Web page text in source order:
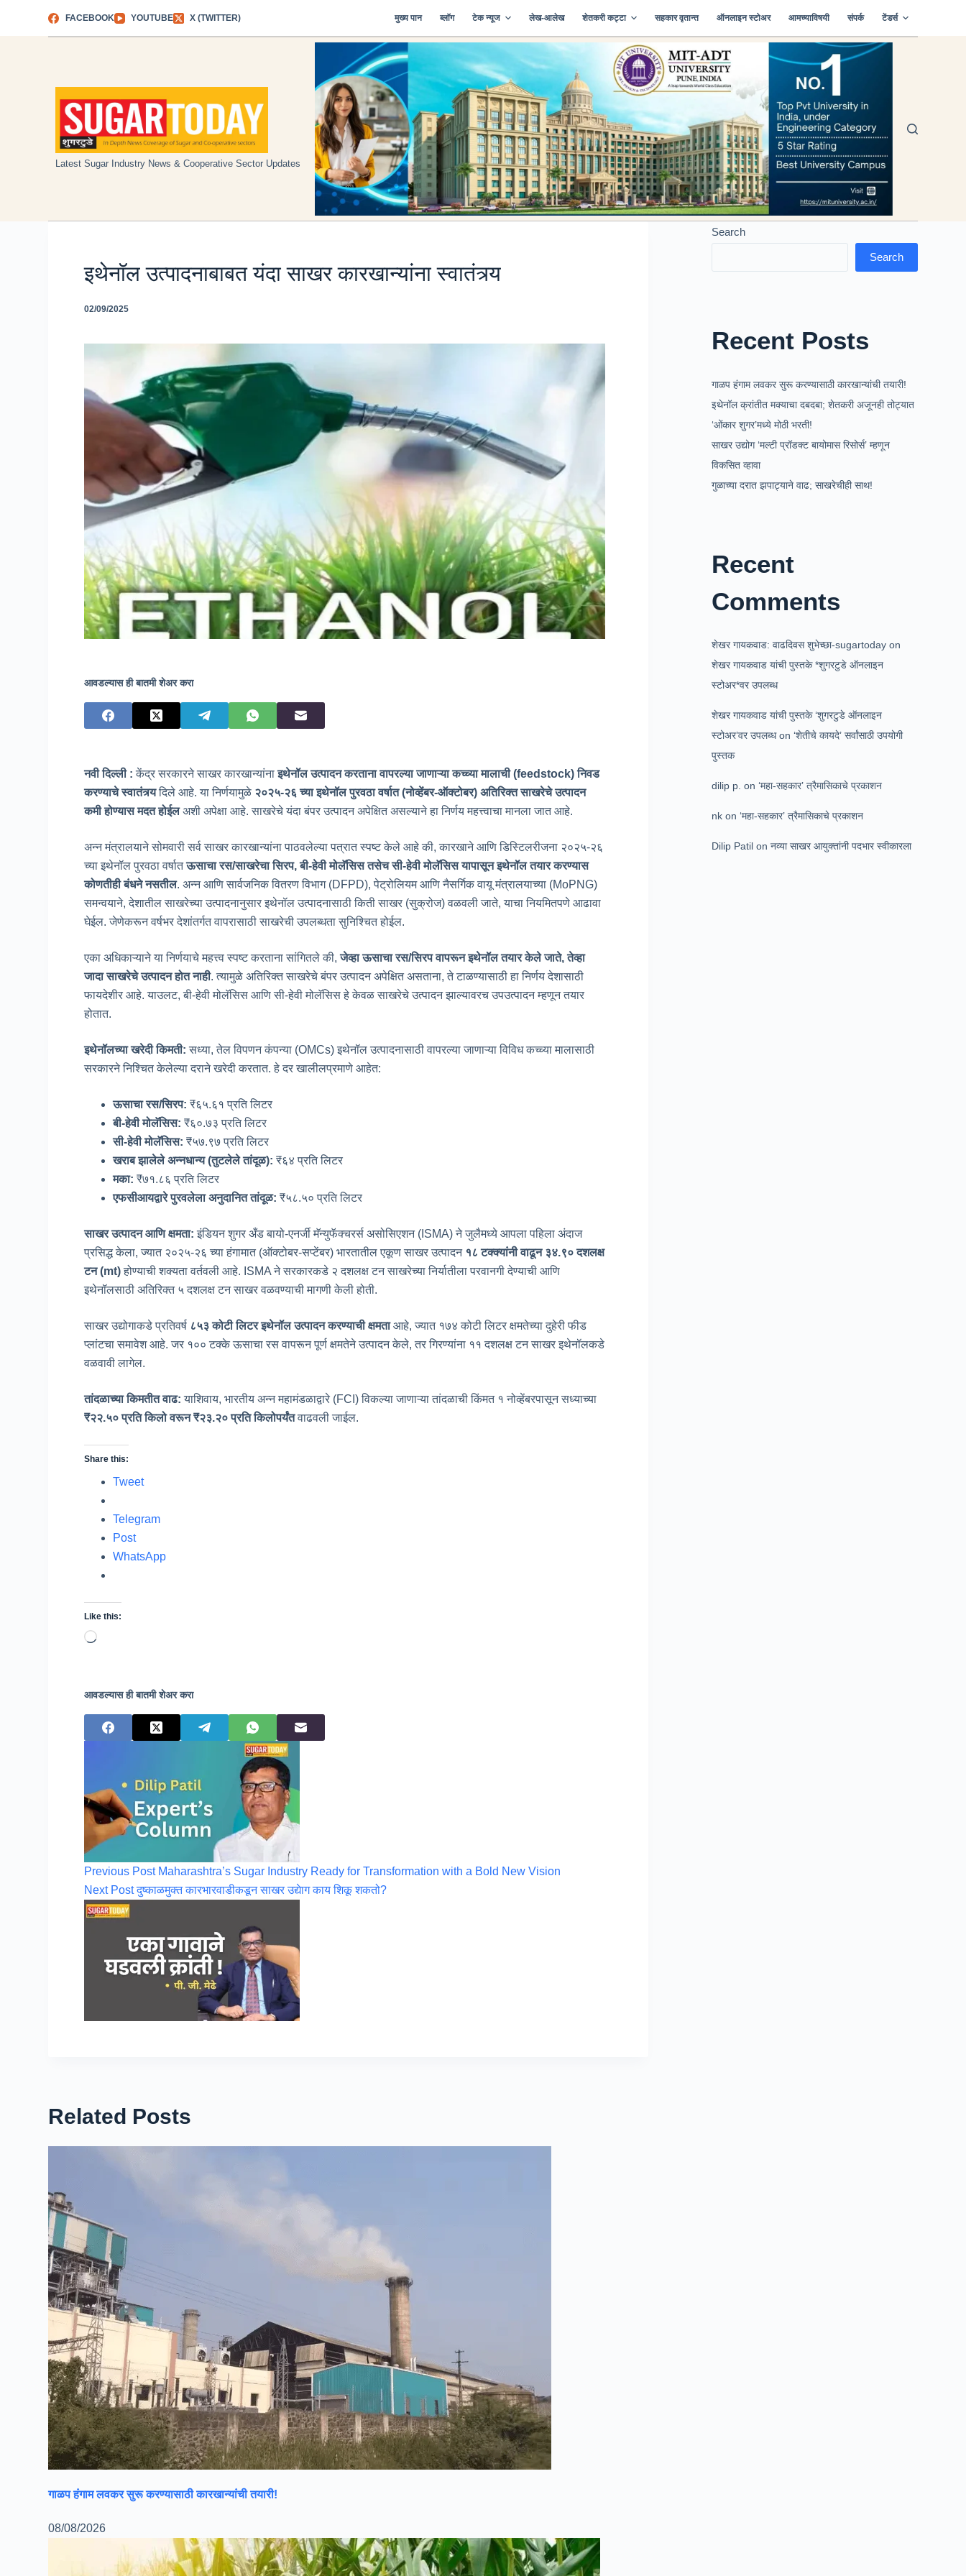
FACEBOOK YOUTUBE X (TWITTER) मुख्य पान ब्लॉग टेक न्यूज लेख-आलेख शेतकरी कट्टा सहकार वृतान्त ऑनलाइन स्टोअर आमच्याविषयी संपर्क टेंडर्स
Latest Sugar Industry News & Cooperative Sector Updates
इथेनॉल उत्पादनाबाबत यंदा साखर कारखान्यांना स्वातंत्र्य
02/09/2025
आवडल्यास ही बातमी शेअर करा
नवी दिल्ली : केंद्र सरकारने साखर कारखान्यांनाइथेनॉल उत्पादन करताना वापरल्या जाणाऱ्या कच्च्या मालाची (feedstock) निवड
करण्याचे स्वातंत्र्यदिले आहे. या निर्णयामुळे २०२५-२६ च्या इथेनॉल पुरवठा वर्षात (नोव्हेंबर-ऑक्टोबर) अतिरिक्त साखरेचे उत्पादन
कमी होण्यास मदत होईलअशी अपेक्षा आहे. साखरेचे यंदा बंपर उत्पादन अपेक्षित असल्याने हा निर्णय महत्त्वाचा मानला जात आहे.
अन्न मंत्रालयाने सोमवारी सर्व साखर कारखान्यांना पाठवलेल्या पत्रात स्पष्ट केले आहे की, कारखाने आणि डिस्टिलरीजना २०२५-२६
च्या इथेनॉल पुरवठा वर्षातऊसाचा रस/साखरेचा सिरप, बी-हेवी मोलॅसिस तसेच सी-हेवी मोलॅसिस यापासून इथेनॉल तयार करण्यास
कोणतीही बंधने नसतील. अन्न आणि सार्वजनिक वितरण विभाग (DFPD), पेट्रोलियम आणि नैसर्गिक वायू मंत्रालयाच्या (MoPNG)
समन्वयाने, देशातील साखरेच्या उत्पादनानुसार इथेनॉल उत्पादनासाठी किती साखर (सुक्रोज) वळवली जाते, याचा नियमितपणे आढावा
घेईल. जेणेकरून वर्षभर देशांतर्गत वापरासाठी साखरेची उपलब्धता सुनिश्चित होईल.
एका अधिकाऱ्याने या निर्णयाचे महत्त्व स्पष्ट करताना सांगितले की,जेव्हा ऊसाचा रस/सिरप वापरून इथेनॉल तयार केले जाते, तेव्हा
जादा साखरेचे उत्पादन होत नाही. त्यामुळे अतिरिक्त साखरेचे बंपर उत्पादन अपेक्षित असताना, ते टाळण्यासाठी हा निर्णय देशासाठी
फायदेशीर आहे. याउलट, बी-हेवी मोलॅसिस आणि सी-हेवी मोलॅसिस हे केवळ साखरेचे उत्पादन झाल्यावरच उपउत्पादन म्हणून तयार
होतात.
इथेनॉलच्या खरेदी किमती: सध्या, तेल विपणन कंपन्या (OMCs) इथेनॉल उत्पादनासाठी वापरल्या जाणाऱ्या विविध कच्च्या मालासाठी
सरकारने निश्चित केलेल्या दराने खरेदी करतात. हे दर खालीलप्रमाणे आहेत:
ऊसाचा रस/सिरप: ₹६५.६१ प्रति लिटर
बी-हेवी मोलॅसिस: ₹६०.७३ प्रति लिटर
सी-हेवी मोलॅसिस: ₹५७.९७ प्रति लिटर
खराब झालेले अन्नधान्य (तुटलेले तांदूळ): ₹६४ प्रति लिटर
मका: ₹७१.८६ प्रति लिटर
एफसीआयद्वारे पुरवलेला अनुदानित तांदूळ: ₹५८.५० प्रति लिटर
साखर उत्पादन आणि क्षमता: इंडियन शुगर अँड बायो-एनर्जी मॅन्युफॅक्चरर्स असोसिएशन (ISMA) ने जुलैमध्ये आपला पहिला अंदाज
प्रसिद्ध केला, ज्यात २०२५-२६ च्या हंगामात (ऑक्टोबर-सप्टेंबर) भारतातील एकूण साखर उत्पादन १८ टक्क्यांनी वाढून ३४.९० दशलक्ष
टन (mt)होण्याची शक्यता वर्तवली आहे. ISMA ने सरकारकडे २ दशलक्ष टन साखरेच्या निर्यातीला परवानगी देण्याची आणि
इथेनॉलसाठी अतिरिक्त ५ दशलक्ष टन साखर वळवण्याची मागणी केली होती.
साखर उद्योगाकडे प्रतिवर्ष ८५३ कोटी लिटर इथेनॉल उत्पादन करण्याची क्षमताआहे, ज्यात १७४ कोटी लिटर क्षमतेच्या दुहेरी फीड
प्लांटचा समावेश आहे. जर १०० टक्के ऊसाचा रस वापरून पूर्ण क्षमतेने उत्पादन केले, तर गिरण्यांना ११ दशलक्ष टन साखर इथेनॉलकडे
वळवावी लागेल.
तांदळाच्या किमतीत वाढ: याशिवाय, भारतीय अन्न महामंडळाद्वारे (FCI) विकल्या जाणाऱ्या तांदळाची किंमत १ नोव्हेंबरपासून सध्याच्या
₹२२.५० प्रति किलो वरून ₹२३.२० प्रति किलोपर्यंतवाढवली जाईल.
Share this:
Tweet
Telegram
Post
WhatsApp
Like this:
Loading…
आवडल्यास ही बातमी शेअर करा
Previous Post Maharashtra’s Sugar Industry Ready for Transformation with a Bold New Vision
Next Post दुष्काळमुक्त कारभारवाडीकडून साखर उद्येाग काय शिकू शकतो?
Search
Search
Recent Posts
गाळप हंगाम लवकर सुरू करण्यासाठी कारखान्यांची तयारी!
इथेनॉल क्रांतीत मक्याचा दबदबा; शेतकरी अजूनही तोट्यात
‘ओंकार शुगर’मध्ये मोठी भरती!
साखर उद्योग ‘मल्टी प्रॉडक्ट बायोमास रिसोर्स’ म्हणून
विकसित व्हावा
गुळाच्या दरात झपाट्याने वाढ; साखरेचीही साथ!
Recent
Comments
शेखर गायकवाड: वाढदिवस शुभेच्छा-sugartoday on
शेखर गायकवाड यांची पुस्तके *शुगरटुडे ऑनलाइन
स्टोअर*वर उपलब्ध
शेखर गायकवाड यांची पुस्तके ‘शुगरटुडे ऑनलाइन
स्टोअर’वर उपलब्धon‘शेतीचे कायदे’ सर्वांसाठी उपयोगी
पुस्तक
dilip p. on‘महा-सहकार’ त्रैमासिकाचे प्रकाशन
nk on‘महा-सहकार’ त्रैमासिकाचे प्रकाशन
Dilip Patil onनव्या साखर आयुक्तांनी पदभार स्वीकारला
Related Posts
गाळप हंगाम लवकर सुरू करण्यासाठी कारखान्यांची तयारी!
08/08/2026